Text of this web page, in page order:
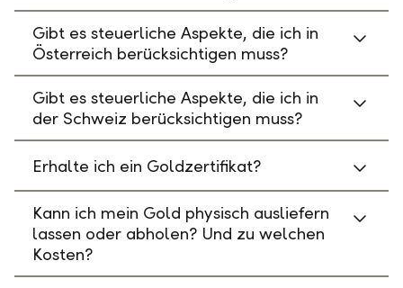
Gibt es steuerliche Aspekte, die ich in
Österreich berücksichtigen muss?
Gibt es steuerliche Aspekte, die ich in
der Schweiz berücksichtigen muss?
Erhalte ich ein Goldzertifikat?
Kann ich mein Gold physisch ausliefern
lassen oder abholen? Und zu welchen
Kosten?